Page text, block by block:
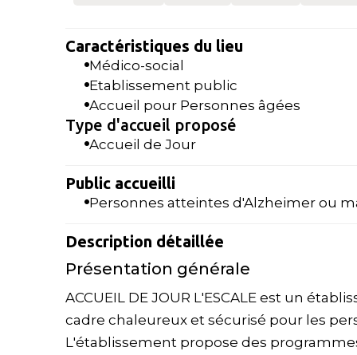
Caractéristiques du lieu
Médico-social
Etablissement public
Accueil pour Personnes âgées
Type d'accueil proposé
Accueil de Jour
Public accueilli
Personnes atteintes d'Alzheimer ou
Description détaillée
Présentation générale
ACCUEIL DE JOUR L'ESCALE est un
cadre chaleureux et sécurisé pour les
L'établissement propose des